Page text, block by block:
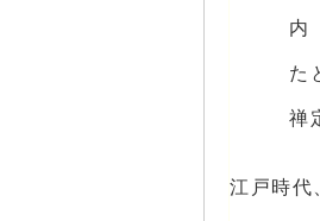
内
た
禅
江戸時代